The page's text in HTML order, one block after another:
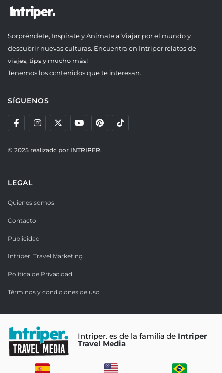
Sorpréndete, Inspírate y Anímate a Viajar por el mundo y
descubrir nuevas culturas. Encuentra en Intriper relatos de
viajes, tips y mucho más!
Tenemos los contenidos que te interesan.
SÍGUENOS
© 2025 realizado por INTRIPER.
LEGAL
Quienes somos
Contacto
Publicidad
Intriper. Travel Marketing
Política de Privacidad
Términos y condiciones de uso
Intriper. es de la familia de Intriper
Travel Media